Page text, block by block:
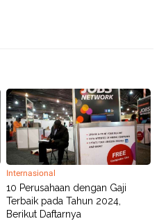
Internasional
10 Perusahaan dengan Gaji
Terbaik pada Tahun 2024,
Berikut Daftarnya